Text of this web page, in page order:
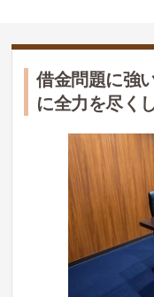
借金問題に強
に全力を尽く